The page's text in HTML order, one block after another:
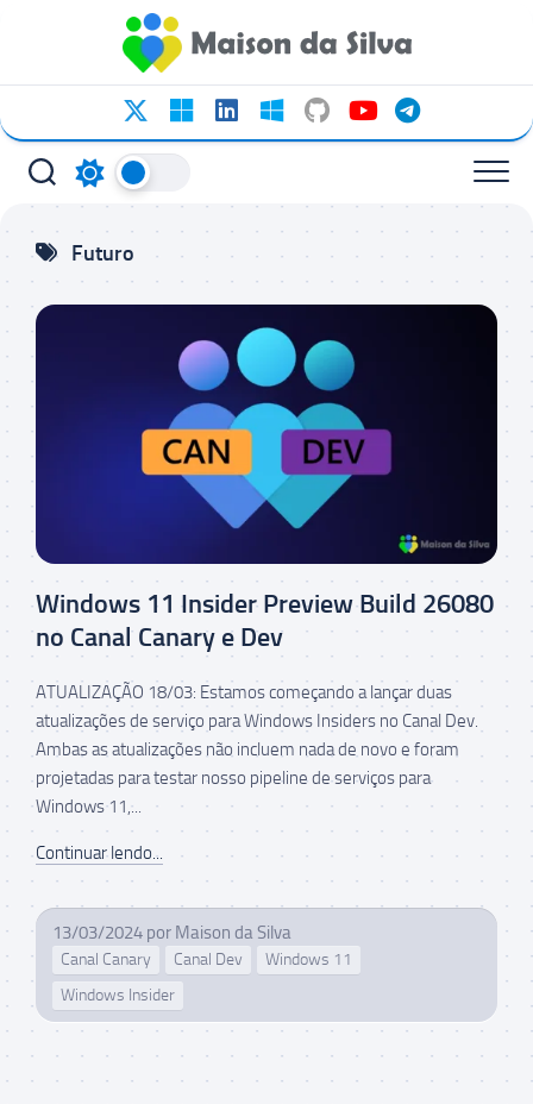
conteúdo
Futuro
Windows 11 Insider Preview Build 26080
no Canal Canary e Dev
ATUALIZAÇÃO 18/03: Estamos começando a lançar duas
atualizações de serviço para Windows Insiders no Canal Dev.
Ambas as atualizações não incluem nada de novo e foram
projetadas para testar nosso pipeline de serviços para
Windows 11,...
Continuar lendo...
13/03/2024 por Maison da Silva
Canal Canary Canal Dev
Windows 11
Windows Insider